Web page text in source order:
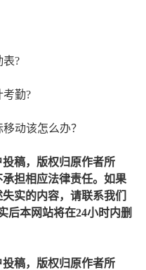
表?
考勤?
动该怎么办？
稿，版权归原作者所
担相应法律责任。如果
实的内容，请联系我们
后本网站将在24小时内删
稿，版权归原作者所